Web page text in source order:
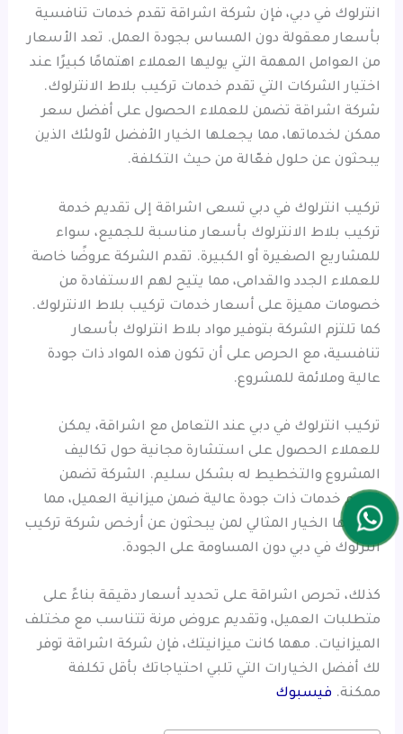
انترلوك في دبي، فإن شركة اشراقة تقدم خدمات تنافسية
بأسعار معقولة دون المساس بجودة العمل. تعد الأسعار
من العوامل المهمة التي يوليها العملاء اهتمامًا كبيرًا عند
اختيار الشركات التي تقدم خدمات تركيب بلاط الانترلوك.
شركة اشراقة تضمن للعملاء الحصول على أفضل سعر
ممكن لخدماتها، مما يجعلها الخيار الأفضل لأولئك الذين
يبحثون عن حلول فعّالة من حيث التكلفة.
تركيب انترلوك في دبي تسعى اشراقة إلى تقديم خدمة
تركيب بلاط الانترلوك بأسعار مناسبة للجميع، سواء
للمشاريع الصغيرة أو الكبيرة. تقدم الشركة عروضًا خاصة
للعملاء الجدد والقدامى، مما يتيح لهم الاستفادة من
خصومات مميزة على أسعار خدمات تركيب بلاط الانترلوك.
كما تلتزم الشركة بتوفير مواد بلاط انترلوك بأسعار
تنافسية، مع الحرص على أن تكون هذه المواد ذات جودة
عالية وملائمة للمشروع.
تركيب انترلوك في دبي عند التعامل مع اشراقة، يمكن
للعملاء الحصول على استشارة مجانية حول تكاليف
المشروع والتخطيط له بشكل سليم. الشركة تضمن
تقديم خدمات ذات جودة عالية ضمن ميزانية العميل، مما
يجعلها الخيار المثالي لمن يبحثون عن أرخص شركة تركيب
انترلوك في دبي دون المساومة على الجودة.
كذلك، تحرص اشراقة على تحديد أسعار دقيقة بناءً على
متطلبات العميل، وتقديم عروض مرنة تتناسب مع مختلف
الميزانيات. مهما كانت ميزانيتك، فإن شركة اشراقة توفر
لك أفضل الخيارات التي تلبي احتياجاتك بأقل تكلفة
ممكنة.فيسبوك